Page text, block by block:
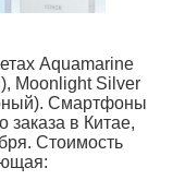
Aquamarine
Moonlight Silver
Смартфоны
заказа в Китае,
Стоимость